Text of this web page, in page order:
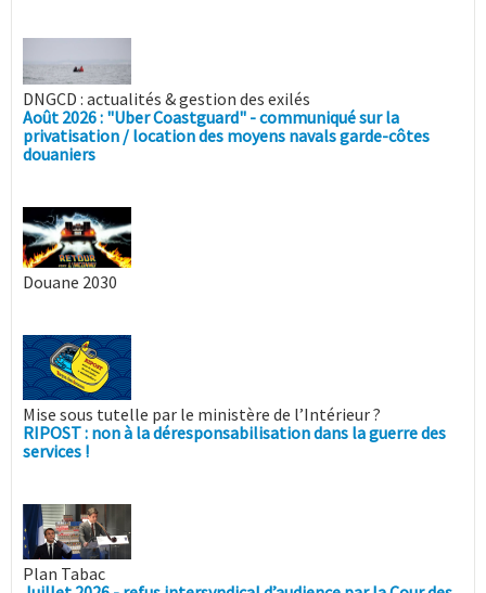
DNGCD : actualités & gestion des exilés
Août 2026 : "Uber Coastguard" - communiqué sur la
privatisation / location des moyens navals garde-côtes
douaniers
Douane 2030
Mise sous tutelle par le ministère de l’Intérieur ?
RIPOST : non à la déresponsabilisation dans la guerre des
services !
Plan Tabac